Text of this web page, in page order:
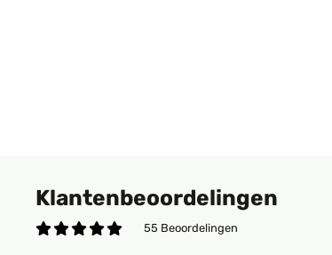
Klantenbeoordelingen
55 Beoordelingen